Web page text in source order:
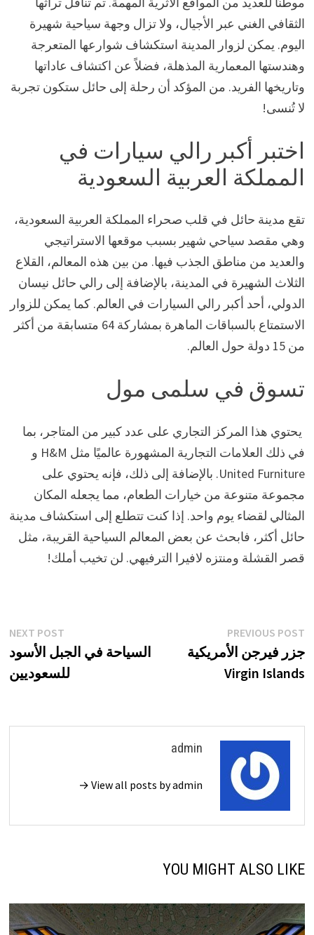
الثقافي الغني عبر الأجيال، ولا تزال وجهة سياحية شهيرة
اليوم. يمكن لزوار المدينة استكشاف شوارعها المتعرجة
وهندستها المعمارية المذهلة، فضلاً عن اكتشاف عاداتها
وتاريخها الفريد. من المؤكد أن رحلة إلى حائل ستكون تجربة
لا تُنسى!
اختبر أكبر رالي سيارات في
المملكة العربية السعودية
تقع مدينة حائل في قلب صحراء المملكة العربية السعودية،
وهي مقصد سياحي شهير بسبب موقعها الاستراتيجي
والعديد من مناطق الجذب فيها. من بين هذه المعالم، القلاع
الثلاث الشهيرة في المدينة، بالإضافة إلى رالي حائل نيسان
الدولي، أحد أكبر رالي السيارات في العالم. كما يمكن للزوار
الاستمتاع بالسباقات الماهرة بمشاركة 64 متسابقة من أكثر
من 15 دولة حول العالم.
تسوق في سلمى مول
يحتوي هذا المركز التجاري على عدد كبير من المتاجر، بما
في ذلك العلامات التجارية المشهورة عالميًا مثل H&M و
United Furniture. بالإضافة إلى ذلك، فإنه يحتوي على
مجموعة متنوعة من خيارات الطعام، مما يجعله المكان
المثالي لقضاء يوم واحد. إذا كنت تتطلع إلى استكشاف مدينة
حائل أكثر، فابحث عن بعض المعالم السياحية القريبة، مثل
قصر القشلة ومنتزه لافيرا الترفيهي. لن تخيب أملك!
تصفّح
المقالات
PREVIOUS POST
Previous
post:
جزر فيرجن الأمريكية
Virgin Islands
NEXT POST
السياحة في الجبل الأسود
للسعوديين
admin
View all posts by admin →
YOU MIGHT ALSO LIKE